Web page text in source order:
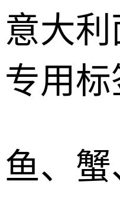
意大利
专用标
鱼、蟹